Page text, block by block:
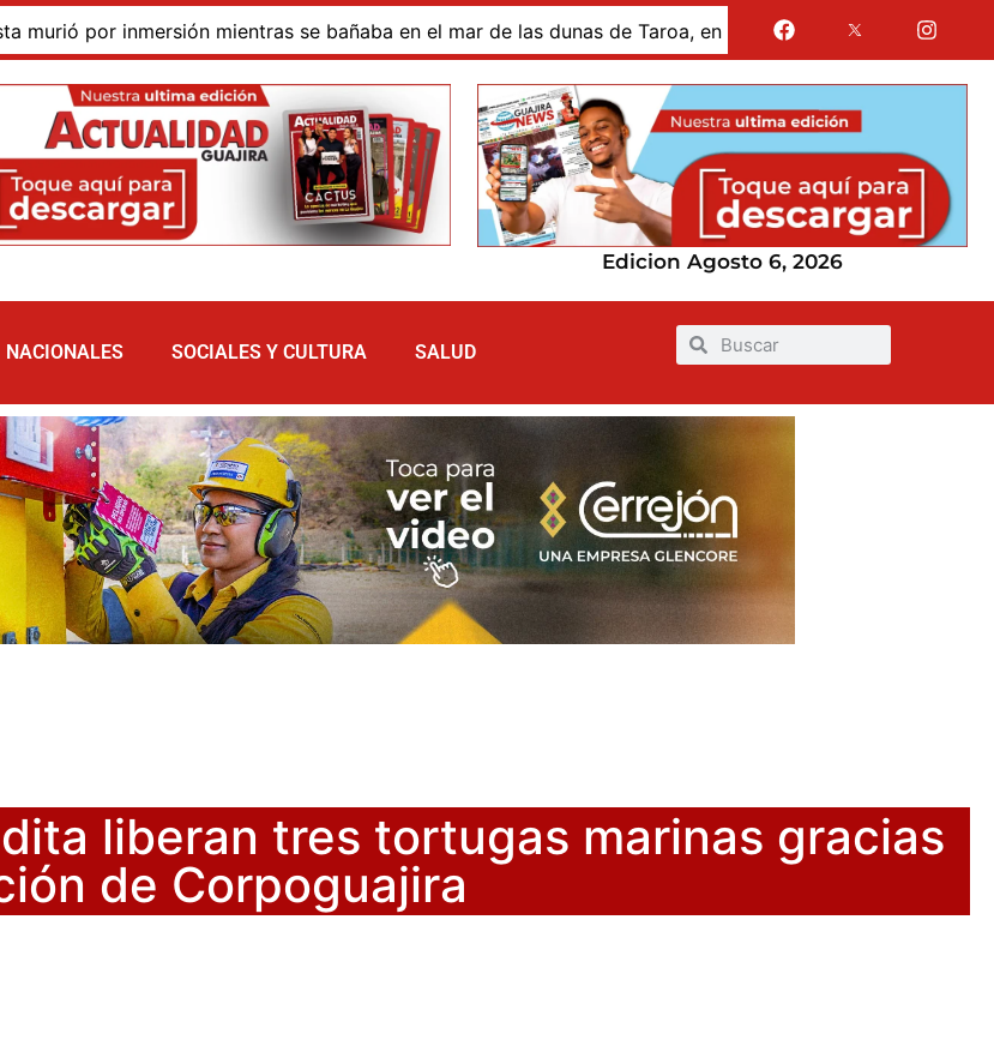
por inmersión mientras se bañaba en el mar de las dunas de Taroa, en la Alta Guajira Gases de La
Edicion Agosto 6, 2026
NACIONALES SOCIALES Y CULTURA SALUD
liberan tres tortugas marinas gracias
de Corpoguajira